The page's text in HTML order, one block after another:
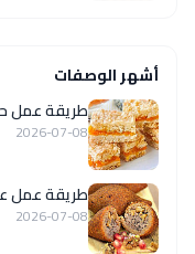
أشهر الوصفات
طريقة عمل
2026-07-08
طريقة عمل
2026-07-08